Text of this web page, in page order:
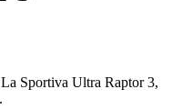
Sportiva Ultra Raptor 3,